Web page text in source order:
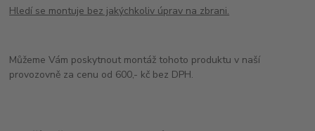
Hledí se montuje bez jakýchkoliv úprav na zbrani.
Můžeme Vám poskytnout montáž tohoto produktu v naší
provozovně za cenu od 600,- kč bez DPH.